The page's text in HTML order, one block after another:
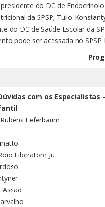
do DC de
da SPSP; Tulio
do DC de Saúde Escolar da
pode ser acessada no SPSP
com os Especialistas
Feferbaum
Liberatore Jr.
Assad